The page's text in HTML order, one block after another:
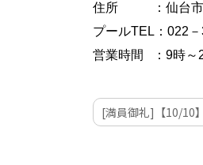
住所 ：仙台市青
プールTEL：022
営業時間 ：9時～
[満員御礼]【10/10